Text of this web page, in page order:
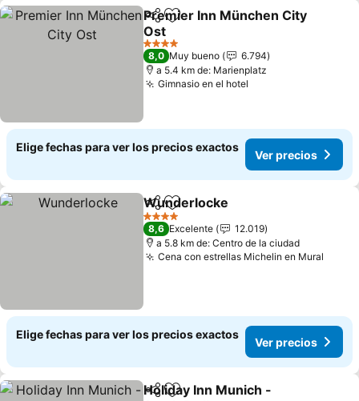
CompartirAgregar a favoritos
Premier Inn München City
Ost
Ver precios
4 Estrellas
8,0 Muy bueno
6.794
a 5.4 km de: Marienplatz
Gimnasio en el hotel
Elige fechas para ver los precios exactos
Ver precios
CompartirAgregar a favoritos
Wunderlocke
4 Estrellas
8,6 Excelente
12.019
a 5.8 km de: Centro de la ciudad
Cena con estrellas Michelin en Mural
Elige fechas para ver los precios exactos
Ver precios
Compartir
Holiday Inn Munich -